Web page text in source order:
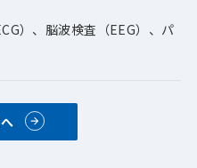
）、脳波検査（EEG）、パ